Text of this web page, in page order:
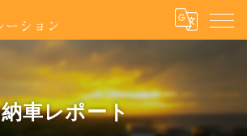
納車レポート